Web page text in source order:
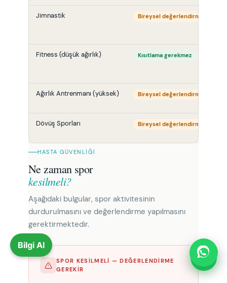
Jimnastik Bireysel değerlendirme
Fitness (düşük ağırlık) Kısıtlama gerekmez
Ağırlık Antrenmanı (yüksek) Bireysel değerlendirme
Dövüş Sporları Bireysel değerlendirme
HASTA GÜVENLIĞI
Ne zaman spor
kesilmeli?
Aşağıdaki bulgular, spor aktivitesinin
durdurulmasını ve değerlendirme yapılmasını
gerektirmektedir.
SPOR KESILMELI — DEĞERLENDIRME
GEREKIR
Bilgi Al